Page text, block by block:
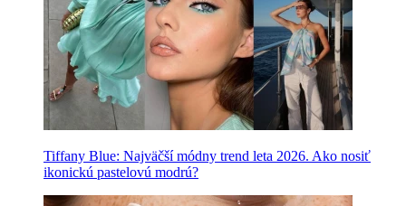
Tiffany Blue: Najväčší módny trend leta 2026. Ako nosiť
ikonickú pastelovú modrú?